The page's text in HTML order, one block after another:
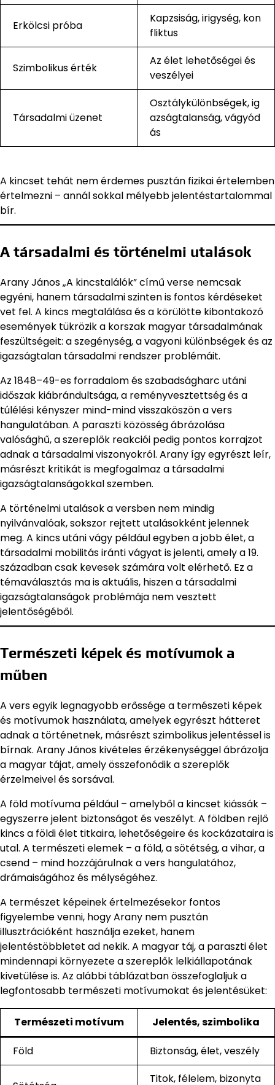
Erkölcsi próba
Kapzsiság, irigység, kon
fliktus
Szimbolikus érték
Az élet lehetőségei és
veszélyei
Társadalmi üzenet
Osztálykülönbségek, ig
azságtalanság, vágyód
ás
A kincset tehát nem érdemes pusztán fizikai értelemben
értelmezni – annál sokkal mélyebb jelentéstartalommal
bír.
A társadalmi és történelmi utalások
Arany János „A kincstalálók” című verse nemcsak
egyéni, hanem társadalmi szinten is fontos kérdéseket
vet fel. A kincs megtalálása és a körülötte kibontakozó
események tükrözik a korszak magyar társadalmának
feszültségeit: a szegénység, a vagyoni különbségek és az
igazságtalan társadalmi rendszer problémáit.
Az 1848–49-es forradalom és szabadságharc utáni
időszak kiábrándultsága, a reményvesztettség és a
túlélési kényszer mind-mind visszaköszön a vers
hangulatában. A paraszti közösség ábrázolása
valósághű, a szereplők reakciói pedig pontos korrajzot
adnak a társadalmi viszonyokról. Arany így egyrészt leír,
másrészt kritikát is megfogalmaz a társadalmi
igazságtalanságokkal szemben.
A történelmi utalások a versben nem mindig
nyilvánvalóak, sokszor rejtett utalásokként jelennek
meg. A kincs utáni vágy például egyben a jobb élet, a
társadalmi mobilitás iránti vágyat is jelenti, amely a 19.
században csak kevesek számára volt elérhető. Ez a
témaválasztás ma is aktuális, hiszen a társadalmi
igazságtalanságok problémája nem vesztett
jelentőségéből.
Természeti képek és motívumok a
műben
A vers egyik legnagyobb erőssége a természeti képek
és motívumok használata, amelyek egyrészt hátteret
adnak a történetnek, másrészt szimbolikus jelentéssel is
bírnak. Arany János kivételes érzékenységgel ábrázolja
a magyar tájat, amely összefonódik a szereplők
érzelmeivel és sorsával.
A föld motívuma például – amelyből a kincset kiássák –
egyszerre jelent biztonságot és veszélyt. A földben rejlő
kincs a földi élet titkaira, lehetőségeire és kockázataira is
utal. A természeti elemek – a föld, a sötétség, a vihar, a
csend – mind hozzájárulnak a vers hangulatához,
drámaiságához és mélységéhez.
A természet képeinek értelmezésekor fontos
figyelembe venni, hogy Arany nem pusztán
illusztrációként használja ezeket, hanem
jelentéstöbbletet ad nekik. A magyar táj, a paraszti élet
mindennapi környezete a szereplők lelkiállapotának
kivetülése is. Az alábbi táblázatban összefoglaljuk a
legfontosabb természeti motívumokat és jelentésüket:
Természeti motívum Jelentés, szimbolika
Föld Biztonság, élet, veszély
Titok, félelem, bizonyta